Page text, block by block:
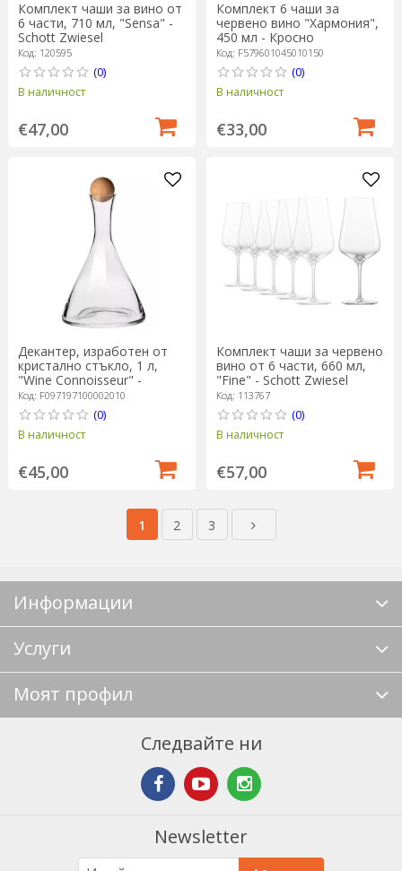
Комплект чаши за вино от
6 части, 710 мл, "Sensa" -
Schott Zwiesel
Код: 120595
(0)
В наличност
€47,00
Комплект 6 чаши за
червено вино "Хармония",
450 мл - Кросно
Код: F579601045010150
(0)
В наличност
€33,00
Декантер, изработен от
кристално стъкло, 1 л,
"Wine Connoisseur" -
Krosno
Код: F097197100002010
(0)
В наличност
€45,00
Комплект чаши за червено
вино от 6 части, 660 мл,
"Fine" - Schott Zwiesel
Код: 113767
(0)
В наличност
€57,00
1 2 3
Информации
Услуги
Моят профил
Следвайте ни
Newsletter